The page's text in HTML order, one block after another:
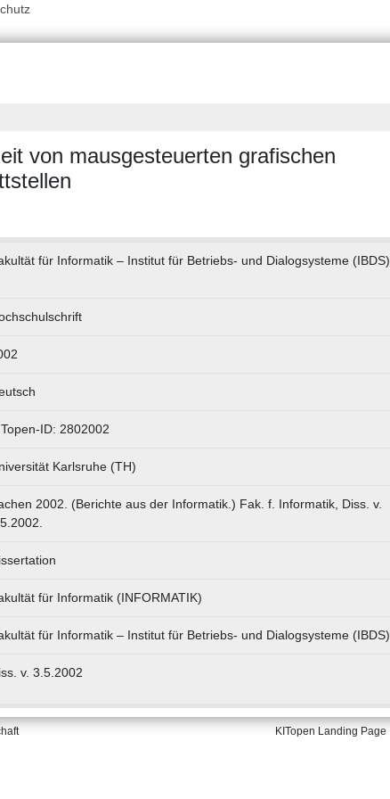
von mausgesteuerten grafischen
für Informatik – Institut für Betriebs- und Dialogsysteme (IBDS)
ID: 2802002
Karlsruhe (TH)
2002. (Berichte aus der Informatik.) Fak. f. Informatik, Diss. v.
für Informatik (INFORMATIK)
für Informatik – Institut für Betriebs- und Dialogsysteme (IBDS)
v. 3.5.2002
KITopen Landing Page